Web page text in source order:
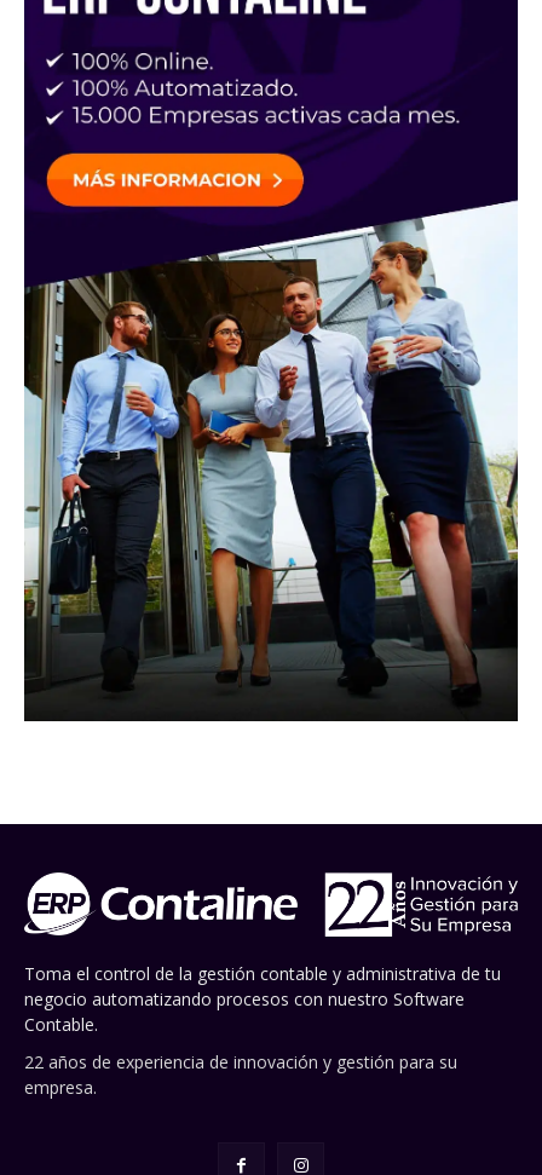
Toma el control de la gestión contable y administrativa de tu
negocio automatizando procesos con nuestro Software
Contable.
22 años de experiencia de innovación y gestión para su
empresa.